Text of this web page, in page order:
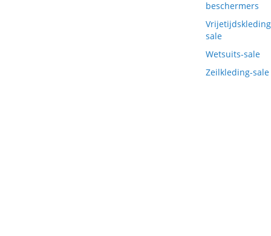
beschermers
sale
Wetsuits-sale
Zeilkleding-sale